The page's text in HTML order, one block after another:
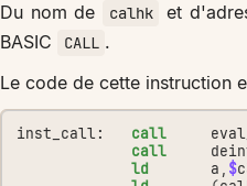
Du nom de calhk et
BASIC
CALL .
Le code de cette instruction
inst_call: call
call
ld
a , $